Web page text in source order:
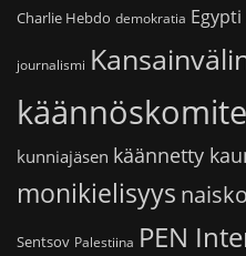
Charlie Hebdo demokratia Egypti
journalismi
kunniajäsen käännetty
monikielisyys
Sentsov Palestiina PEN